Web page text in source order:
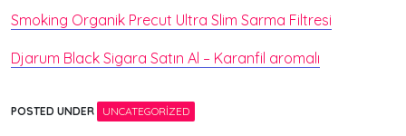
Smoking Organik Precut Ultra Slim Sarma Filtresi
Djarum Black Sigara Satın Al – Karanfil aromalı
POSTED UNDER UNCATEGORIZED